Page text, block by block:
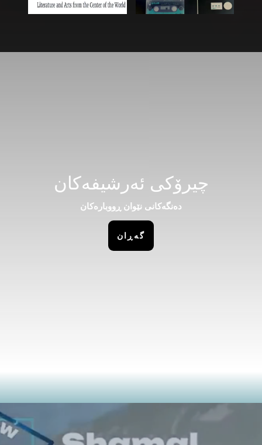
چیرۆکی ئەرشیفەکان
دەنگەکانی نێوان ڕووبارەکان
گەڕان